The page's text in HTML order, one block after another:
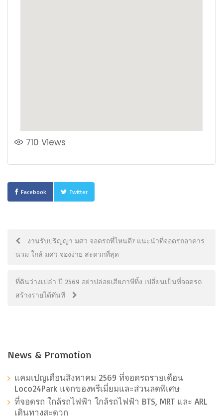
710 Views
Facebook Twitter
งานรับปริญญา มศว จอดรถที่ไหนดี? แนะนำที่จอดรถอาคาร
นวม ใกล้ มศว จองง่าย สะดวกที่สุด
ที่ดินว่างเปล่า ปี 2569 อย่าปล่อยเสียภาษีทิ้ง เปลี่ยนเป็นที่จอดรถ
สร้างรายได้ทันที
News & Promotion
แคมเปญเดือนสิงหาคม 2569 ที่จอดรถรายเดือน
Loco24Park แจกของพรีเมี่ยมและส่วนลดพิเศษ
ที่จอดรถ ใกล้รถไฟฟ้า ใกล้รถไฟฟ้า BTS, MRT และ ARL
เดินทางสะดวก